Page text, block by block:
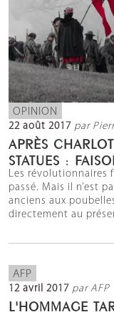
OPINION
22 août 2017 par
APRÈS
STATUES :
Les révolutionnaires
passé. Mais il n’est
anciens aux
directement au
AFP
12 avril 2017 par AFP
L'HOMMAGE